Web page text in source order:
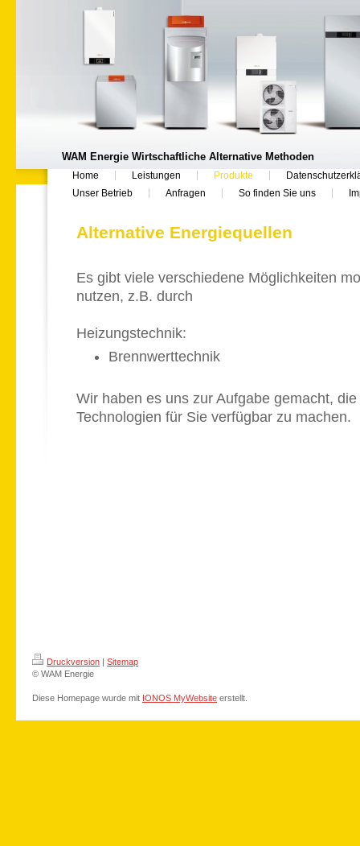
WAM Energie Wirtschaftliche Alternative Methoden
Home Leistungen Produkte
Unser Betrieb
Anfragen So finden Sie uns
Alternative Energiequellen
Es gibt viele verschiedene Möglichkeiten
nutzen, z.B. durch
Heizungstechnik:
Brennwerttechnik
Wir haben es uns zur Aufgabe gemacht,
Technologien für Sie verfügbar zu machen.
Druckversion | Sitemap
© WAM Energie
Diese Homepage wurde mit IONOS MyWebsite erstellt.